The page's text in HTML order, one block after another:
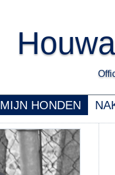
MIJN HONDEN